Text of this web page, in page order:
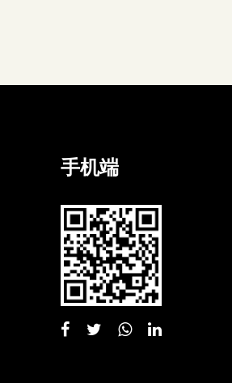
手机端